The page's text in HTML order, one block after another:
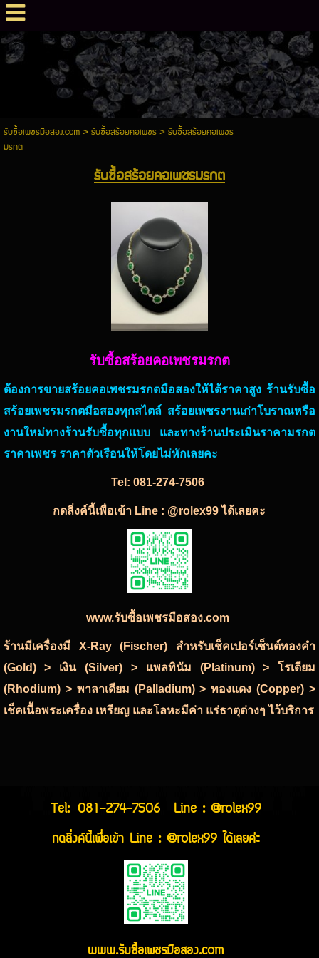
รับซื้อเพชรมือสอง.com> รับซื้อสร้อยคอเพชร> รับซื้อสร้อยคอเพชร
มรกต
รับซื้อสร้อยคอเพชรมรกต
รับซื้อสร้อยคอเพชรมรกต
ต้องการขายสร้อยคอเพชรมรกตมือสองให้ได้ราคาสูง ร้านรับซื้อ
สร้อยเพชรมรกตมือสองทุกสไตล์ สร้อยเพชรงานเก่าโบราณหรือ
งานใหม่ทางร้านรับซื้อทุกแบบ และทางร้านประเมินราคามรกต
ราคาเพชร ราคาตัวเรือนให้โดยไม่หักเลยคะ
Tel:081-274-7506
กดลิ่งค์นี้เพื่อเข้า Line : @rolex99 ได้เลยคะ
www.รับซื้อเพชรมือสอง.com
ร้านมีเครื่องมี X-Ray (Fischer) สำหรับเช็คเปอร์เซ็นต์ทองคำ
(Gold) > เงิน (Silver) > แพลทินัม (Platinum) > โรเดียม
(Rhodium) > พาลาเดียม (Palladium) > ทองแดง (Copper) >
เช็คเนื้อพระเครื่อง เหรียญ และโลหะมีค่า แร่ธาตุต่างๆ ไว้บริการ
Tel: 081-274-7506
Line : @rolex99
กดลิ่งค์นี้เพื่อเข้า Line : @rolex99 ได้เลยค่ะ
www.รับซื้อเพชรมือสอง.com